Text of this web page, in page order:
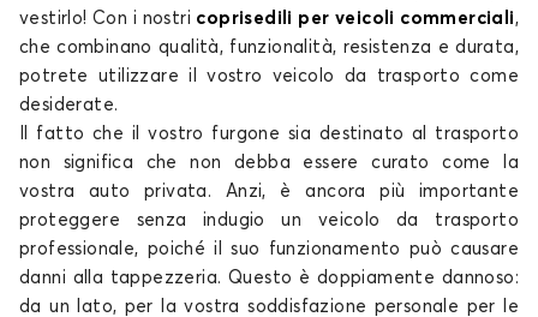
COURIER
TRANSIT CUSTOM
vestirlo! Con i nostri coprisedili per veicoli commerciali,
che combinano qualità, funzionalità, resistenza e durata,
potrete utilizzare il vostro veicolo da trasporto come
desiderate.
Il fatto che il vostro furgone sia destinato al trasporto
non significa che non debba essere curato come la
vostra auto privata. Anzi, è ancora più importante
proteggere senza indugio un veicolo da trasporto
professionale, poiché il suo funzionamento può causare
danni alla tappezzeria. Questo è doppiamente dannoso:
da un lato, per la vostra soddisfazione personale per le